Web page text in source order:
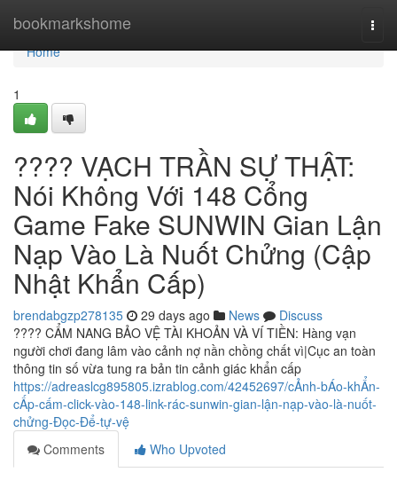
bookmarkshome
Home
Home
1
???? VẠCH TRẦN SỰ THẬT:
Nói Không Với 148 Cổng
Game Fake SUNWIN Gian Lận
Nạp Vào Là Nuốt Chửng (Cập
Nhật Khẩn Cấp)
brendabgzp278135 29 days ago News
Discuss
???? CẨM NANG BẢO VỆ TÀI KHOẢN VÀ VÍ TIỀN: Hàng vạn
người chơi đang lâm vào cảnh nợ nần chồng chất vì|Cục an toàn
thông tin số vừa tung ra bản tin cảnh giác khẩn cấp
https://adreaslcg895805.izrablog.com/42452697/cẢnh-bÁo-khẨn-
cẤp-cấm-click-vào-148-link-rác-sunwin-gian-lận-nạp-vào-là-nuốt-
chửng-Đọc-Để-tự-vệ
Comments
Who Upvoted